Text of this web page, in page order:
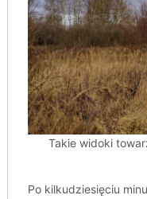
Takie widoki
Po kilkudziesięciu